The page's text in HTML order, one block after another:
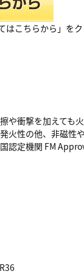
こちらから」を
や衝撃を加えても火
火性の他、非磁性
認定機関 FM